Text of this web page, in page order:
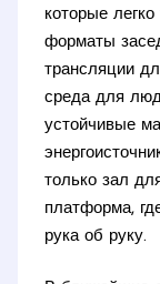
которые
форматы
трансляции
среда для
устойчивые
только зал
платформа,
рука об руку.